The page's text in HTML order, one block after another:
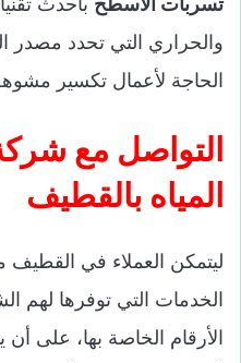
والحراري التي تحدد مصدر
الحاجة لأعمال تكسير
التواصل مع
المياه بالقطيف
ليتمكن العملاء في
الخدمات التي توفرها لهم
الأرقام الخاصة بها، على